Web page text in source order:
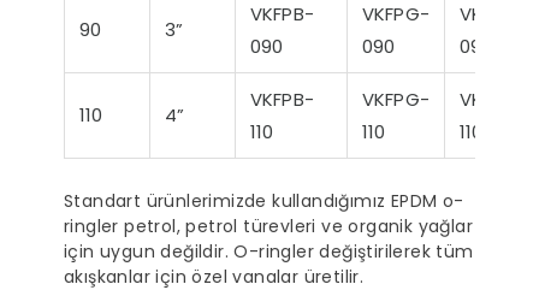
90 3”
VKFPB-
090
VKFPG-
090
VKFPM-
090
110 4”
VKFPB-
110
VKFPG-
110
VKFPM-
110
Standart ürünlerimizde kullandığımız EPDM o-
ringler petrol, petrol türevleri ve organik yağlar
için uygun değildir. O-ringler değiştirilerek tüm
akışkanlar için özel vanalar üretilir.
Pompalar
Filtre Seçiminde
Dikkat Edilmesi
Gereken Hususlar